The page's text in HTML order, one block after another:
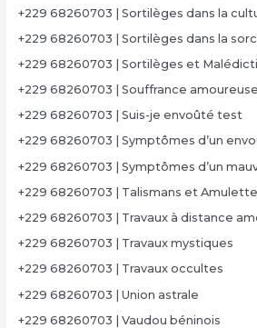
+229 68260703 | Sortilèges dans la
+229 68260703 | Sortilèges dans la
+229 68260703 | Sortilèges et
+229 68260703 | Souffrance amoureuse
+229 68260703 | Suis-je envoûté test
+229 68260703 | Symptômes d’un
+229 68260703 | Symptômes d’un
+229 68260703 | Talismans et
+229 68260703 | Travaux à distance
+229 68260703 | Travaux mystiques
+229 68260703 | Travaux occultes
+229 68260703 | Union astrale
+229 68260703 | Vaudou béninois